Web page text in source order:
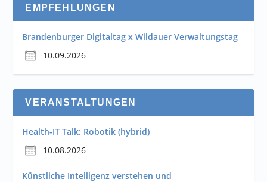
EMPFEHLUNGEN
Brandenburger Digitaltag x Wildauer Verwaltungstag
10.09.2026
VERANSTALTUNGEN
Health-IT Talk: Robotik (hybrid)
10.08.2026
Künstliche Intelligenz verstehen und